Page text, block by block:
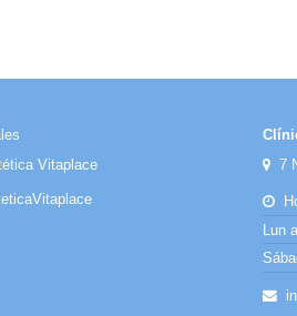
Vitaplace
7
Lun